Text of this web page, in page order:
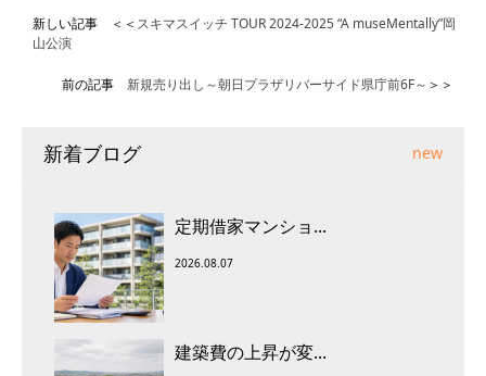
新しい記事 ＜＜ スキマスイッチ TOUR 2024-2025 “A museMentally”岡
山公演
前の記事 新規売り出し～朝日プラザリバーサイド県庁前6F～ ＞＞
新着ブログ new
定期借家マンショ...
2026.08.07
建築費の上昇が変...